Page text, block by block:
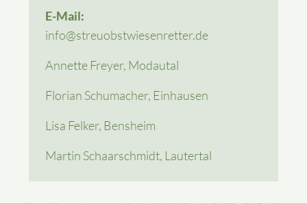
E-Mail:
info@streuobstwiesenretter.de
Annette Freyer, Modautal
Florian Schumacher, Einhausen
Lisa Felker, Bensheim
Martin Schaarschmidt, Lautertal